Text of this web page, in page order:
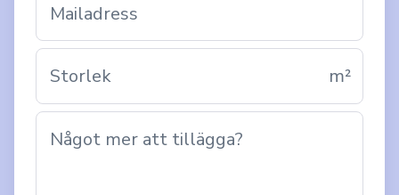
Mailadress
Storlek m²
Något mer att tillägga?